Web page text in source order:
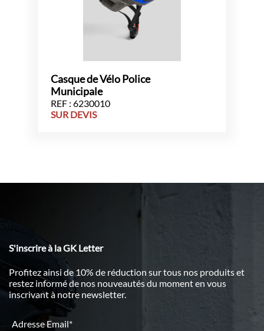
Casque de Vélo Police
Municipale
REF : 6230010
SUR DEVIS
S'inscrire à la GK Letter
Profitez ainsi de 10% de réduction sur tous nos produits et
restez informé de nos nouveautés du moment en vous
inscrivant à notre newsletter.
Adresse Email*